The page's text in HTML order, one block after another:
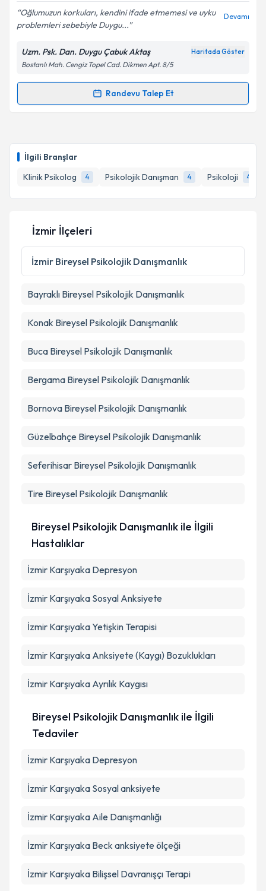
İlgili Branşlar
Klinik Psikolog
4 Psikolojik Danışman 4 Psikoloji 4
E-posta Adresiniz
Kişisel verilerimin işlenmesine ilişkin
Metni'ni okudum ve kişisel verilerimin belirtilen
kapsamda işlenmesini kabul ediyorum.
Oğlumuzun korkuları, kendini ifade etmemesi ve uyku
problemleri sebebiyle Duygu...
Devamı
Uzm. Psk. Dan. Duygu Çabuk Aktaş Haritada Göster
Bostanlı Mah. Cengiz Topel Cad. Dikmen Apt. 8/5
Randevu Talep Et
Randevu Takvimi Talebi
almanız için bir takvim hazırlandığında e-posta ile
bilgilendireceğiz.
E-posta Adresiniz
Kişisel verilerimin işlenmesine ilişkin
Metni'ni okudum ve kişisel verilerimin belirtilen
Takvim Talebini Gönder
İzmir İlçeleri
İzmir Bireysel Psikolojik Danışmanlık
Bayraklı Bireysel Psikolojik Danışmanlık
Konak Bireysel Psikolojik Danışmanlık
Buca Bireysel Psikolojik Danışmanlık
Bergama Bireysel Psikolojik Danışmanlık
Bornova Bireysel Psikolojik Danışmanlık
Güzelbahçe Bireysel Psikolojik Danışmanlık
Seferihisar Bireysel Psikolojik Danışmanlık
Tire Bireysel Psikolojik Danışmanlık
Bireysel Psikolojik Danışmanlık ile İlgili
Hastalıklar
İzmir Karşıyaka Depresyon
İzmir Karşıyaka Sosyal Anksiyete
İzmir Karşıyaka Yetişkin Terapisi
İzmir Karşıyaka Anksiyete (Kaygı) Bozuklukları
İzmir Karşıyaka Ayrılık Kaygısı
Bireysel Psikolojik Danışmanlık ile İlgili
Tedaviler
İzmir Karşıyaka Depresyon
İzmir Karşıyaka Sosyal anksiyete
İzmir Karşıyaka Aile Danışmanlığı
İzmir Karşıyaka Beck anksiyete ölçeği
İzmir Karşıyaka Bilişsel Davranışçı Terapi